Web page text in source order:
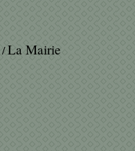
/La Mairie